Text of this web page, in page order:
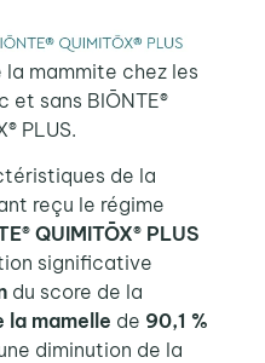
la mammite chez les
et sans BIŌNTE®
PLUS.
de la
reçu le régime
QUIMITŌX® PLUS
significative
du score de la
mamelle de 90,1 %
diminution de la